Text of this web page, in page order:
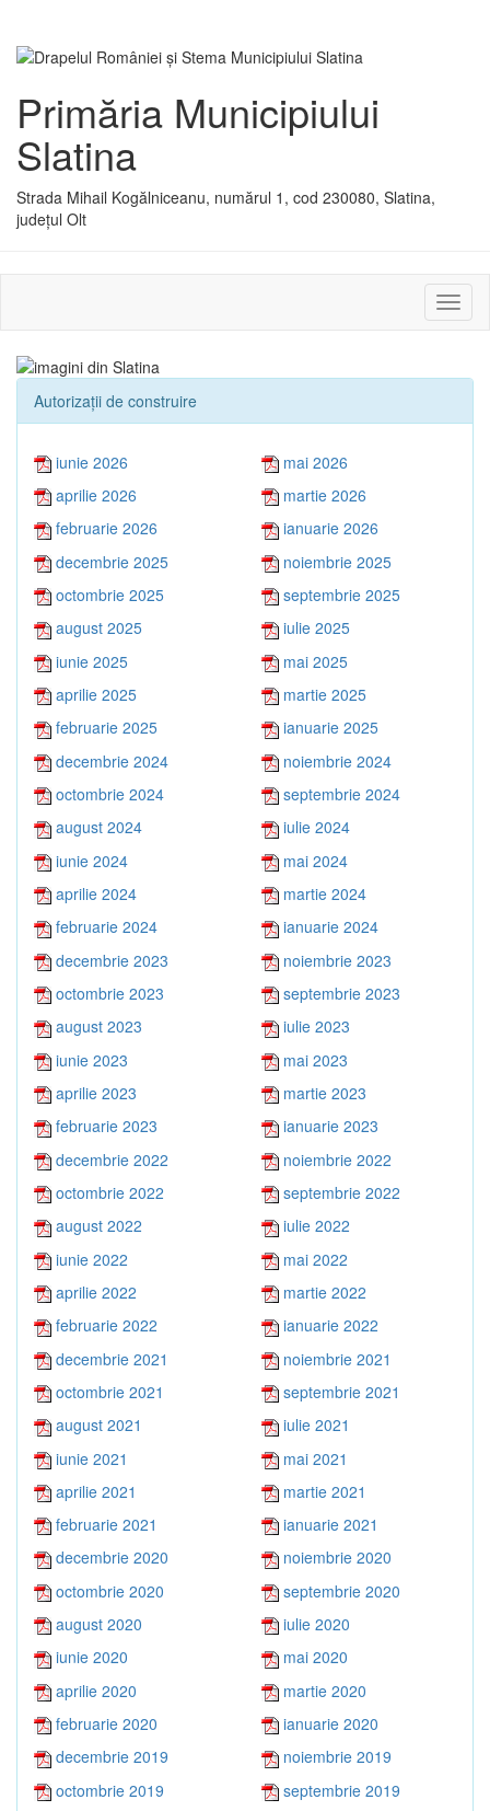
Primăria Municipiului
Slatina
Strada Mihail Kogălniceanu, numărul 1, cod 230080, Slatina,
județul Olt
sau
Autorizaţii de construire
iunie 2026
mai 2026
aprilie 2026
martie 2026
februarie 2026
ianuarie 2026
decembrie 2025
noiembrie 2025
octombrie 2025
septembrie 2025
august 2025
iulie 2025
iunie 2025
mai 2025
aprilie 2025
martie 2025
februarie 2025
ianuarie 2025
decembrie 2024
noiembrie 2024
octombrie 2024
septembrie 2024
august 2024
iulie 2024
iunie 2024
mai 2024
aprilie 2024
martie 2024
februarie 2024
ianuarie 2024
decembrie 2023
noiembrie 2023
octombrie 2023
septembrie 2023
august 2023
iulie 2023
iunie 2023
mai 2023
aprilie 2023
martie 2023
februarie 2023
ianuarie 2023
decembrie 2022
noiembrie 2022
octombrie 2022
septembrie 2022
august 2022
iulie 2022
iunie 2022
mai 2022
aprilie 2022
martie 2022
februarie 2022
ianuarie 2022
decembrie 2021
noiembrie 2021
octombrie 2021
septembrie 2021
august 2021
iulie 2021
iunie 2021
mai 2021
aprilie 2021
martie 2021
februarie 2021
ianuarie 2021
decembrie 2020
noiembrie 2020
octombrie 2020
septembrie 2020
august 2020
iulie 2020
iunie 2020
mai 2020
aprilie 2020
martie 2020
februarie 2020
ianuarie 2020
decembrie 2019
noiembrie 2019
octombrie 2019
septembrie 2019